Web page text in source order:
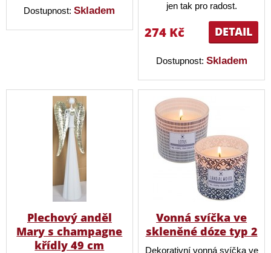
Dostupnost:Skladem
jen tak pro radost.
DETAIL
274 Kč
Dostupnost: Skladem
Plechový anděl
Mary s champagne
křídly 49 cm
Vonná svíčka ve
skleněné dóze typ 2
Dekorativní vonná svíčka ve